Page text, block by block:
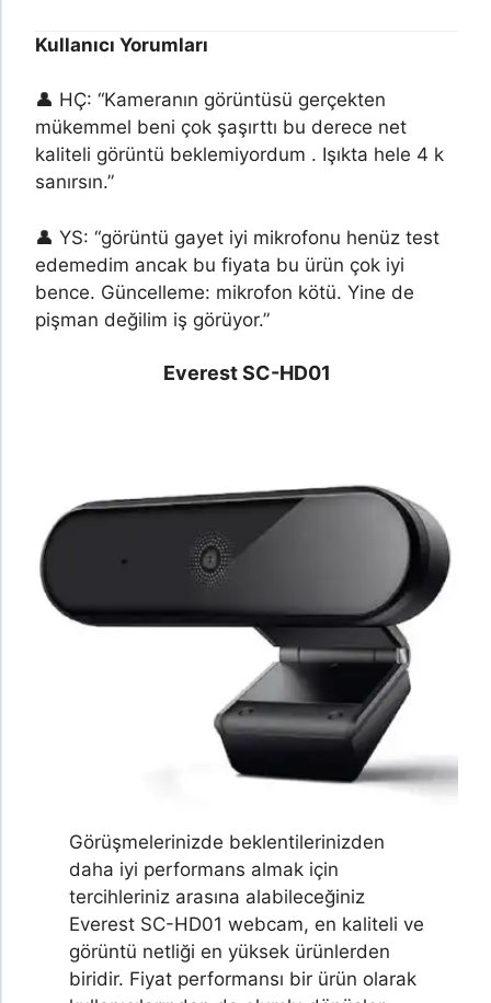
Kullanıcı Yorumları
👤 HÇ: “Kameranın görüntüsü gerçekten
mükemmel beni çok şaşırttı bu derece net
kaliteli görüntü beklemiyordum . Işıkta hele 4 k
sanırsın.”
👤 YS: “görüntü gayet iyi mikrofonu henüz test
edemedim ancak bu fiyata bu ürün çok iyi
bence. Güncelleme: mikrofon kötü. Yine de
pişman değilim iş görüyor.”
Everest SC-HD01
Görüşmelerinizde beklentilerinizden
daha iyi performans almak için
tercihleriniz arasına alabileceğiniz
Everest SC-HD01 webcam, en kaliteli ve
görüntü netliği en yüksek ürünlerden
biridir. Fiyat performansı bir ürün olarak